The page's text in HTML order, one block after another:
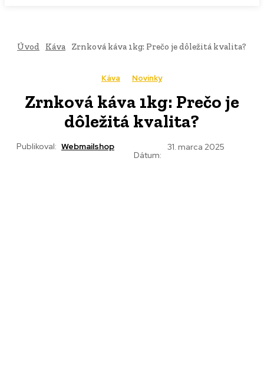
Úvod Káva Zrnková káva 1kg: Prečo je dôležitá kvalita?
Káva Novinky
Zrnková káva 1kg: Prečo je
dôležitá kvalita?
Publikoval: Webmailshop
Dátum:
31. marca 2025